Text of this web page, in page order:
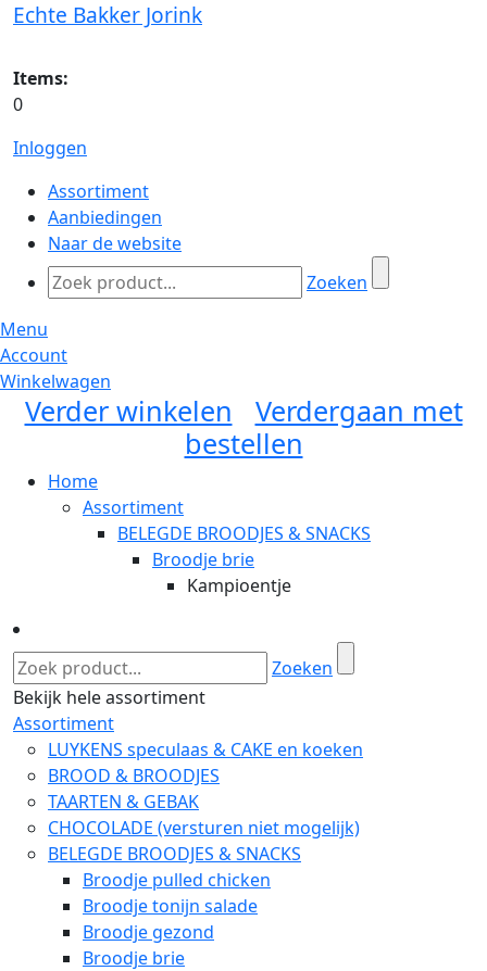
Echte Bakker Jorink
Items:
0
Inloggen
Assortiment
Aanbiedingen
Naar de website
Zoeken
Menu
Account
Winkelwagen
Verder winkelen
Verdergaan met
bestellen
Home
Assortiment
BELEGDE BROODJES & SNACKS
Broodje brie
Kampioentje
Zoeken
Bekijk hele assortiment
Assortiment
LUYKENS speculaas & CAKE en koeken
BROOD & BROODJES
TAARTEN & GEBAK
CHOCOLADE (versturen niet mogelijk)
BELEGDE BROODJES & SNACKS
Broodje pulled chicken
Broodje tonijn salade
Broodje gezond
Broodje brie